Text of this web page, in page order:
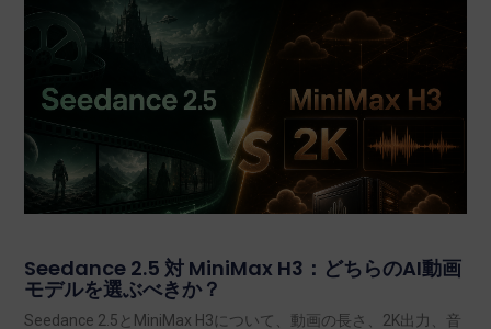
Seedance 2.5 対 MiniMax H3：どちらのAI動画
モデルを選ぶべきか？
Seedance 2.5とMiniMax H3について、動画の長さ、2K出力、音